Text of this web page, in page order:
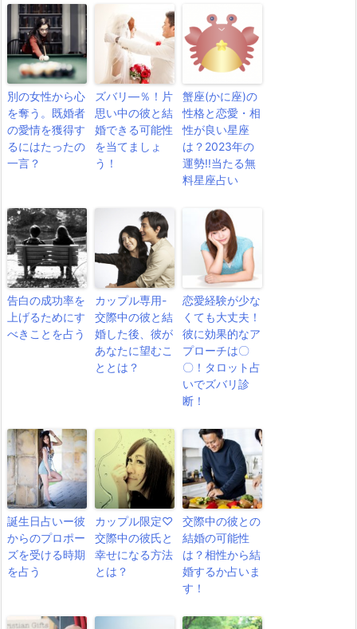
別の女性から心
を奪う。既婚者
の愛情を獲得す
るにはたったの
一言？
ズバリ―％！片
思い中の彼と結
婚できる可能性
を当てましょ
う！
蟹座(かに座)の
性格と恋愛・相
性が良い星座
は？2023年の
運勢!!当たる無
料星座占い
告白の成功率を
上げるためにす
べきことを占う
カップル専用-
交際中の彼と結
婚した後、彼が
あなたに望むこ
ととは？
恋愛経験が少な
くても大丈夫！
彼に効果的なア
プローチは〇
〇！タロット占
いでズバリ診
断！
誕生日占いー彼
からのプロポー
ズを受ける時期
を占う
カップル限定♡
交際中の彼氏と
幸せになる方法
とは？
交際中の彼との
結婚の可能性
は？相性から結
婚するか占いま
す！